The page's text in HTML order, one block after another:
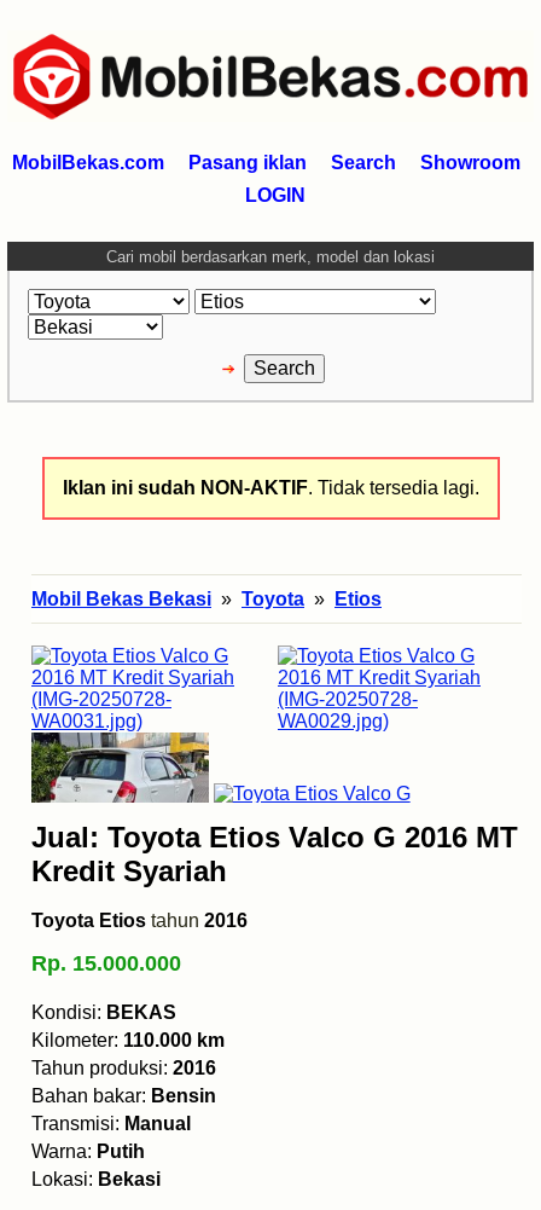
MobilBekas.com Pasang iklan Search
Showroom
LOGIN
Cari mobil berdasarkan merk, model dan lokasi
Iklan ini sudah NON-AKTIF. Tidak tersedia lagi.
Mobil Bekas Bekasi » Toyota » Etios
Jual: Toyota Etios Valco G 2016 MT
Kredit Syariah
Toyota Etios tahun 2016
Rp. 15.000.000
Kondisi: BEKAS
Kilometer: 110.000 km
Tahun produksi: 2016
Bahan bakar: Bensin
Transmisi: Manual
Warna: Putih
Lokasi: Bekasi